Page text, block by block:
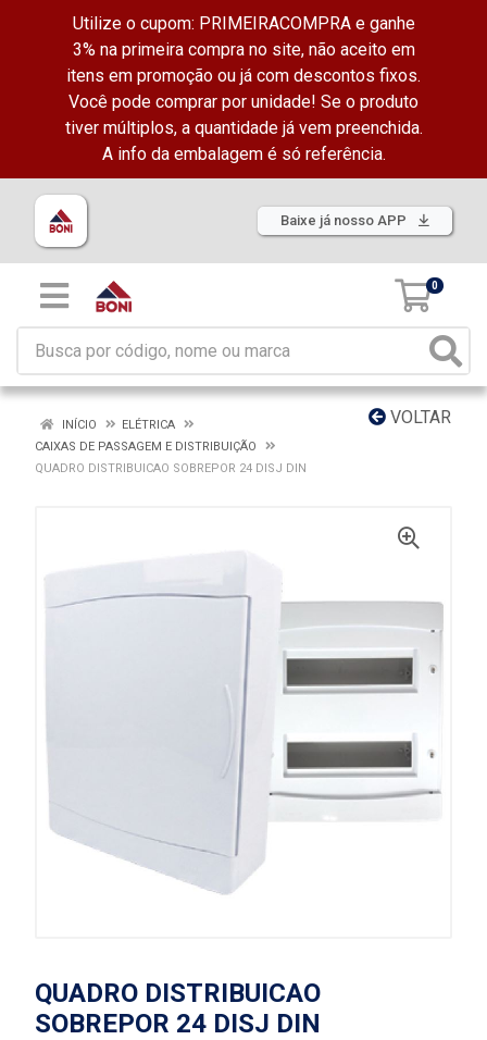
Utilize o cupom: PRIMEIRACOMPRA e ganhe
3% na primeira compra no site, não aceito em
itens em promoção ou já com descontos fixos.
Você pode comprar por unidade! Se o produto
tiver múltiplos, a quantidade já vem preenchida.
A info da embalagem é só referência.
Baixe já nosso APP
0
VOLTAR
INÍCIO
ELÉTRICA
CAIXAS DE PASSAGEM E DISTRIBUIÇÃO
QUADRO DISTRIBUICAO SOBREPOR 24 DISJ DIN
QUADRO DISTRIBUICAO
SOBREPOR 24 DISJ DIN